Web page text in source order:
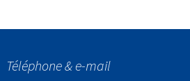
Téléphone & e-mail